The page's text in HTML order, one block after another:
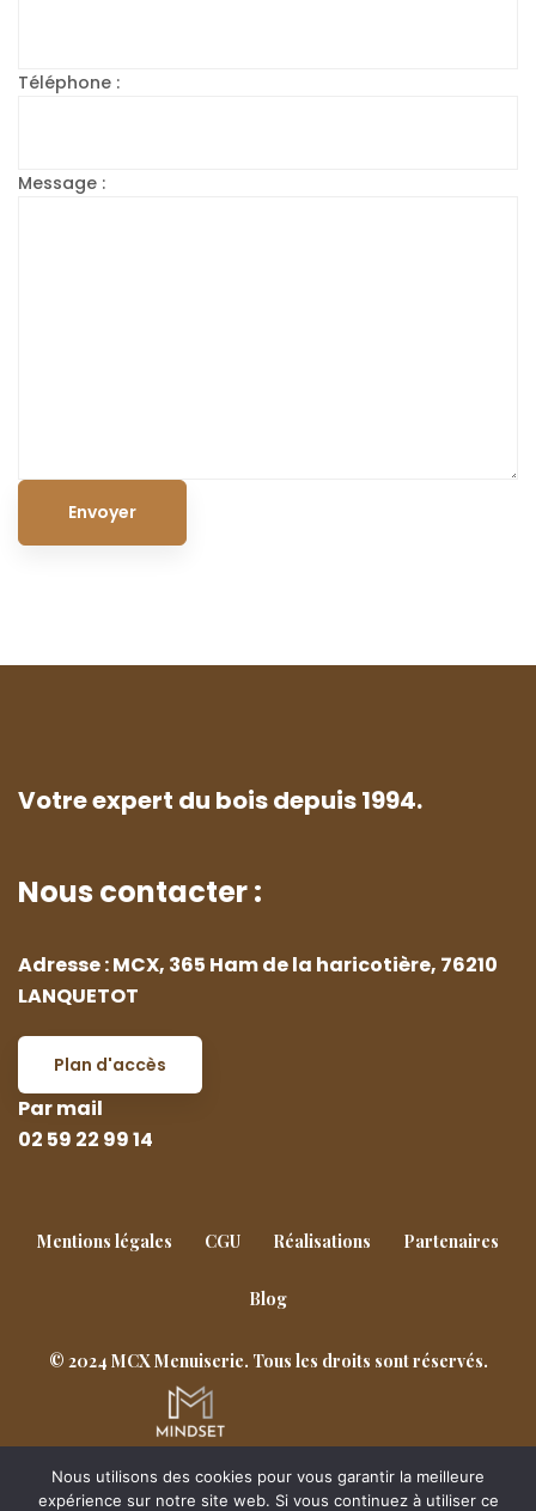
Téléphone :
Message :
Votre expert du bois depuis 1994.
Nous contacter :
Adresse : MCX, 365 Ham de la haricotière, 76210
LANQUETOT
Plan d'accès
Par mail
02 59 22 99 14
Mentions légales CGU Réalisations Partenaires
Blog
© 2024 MCX Menuiserie. Tous les droits sont réservés.
Goderville Notre-Dame-de-Gravenchon
Nous utilisons des cookies pour vous garantir la meilleure
expérience sur notre site web. Si vous continuez à utiliser ce